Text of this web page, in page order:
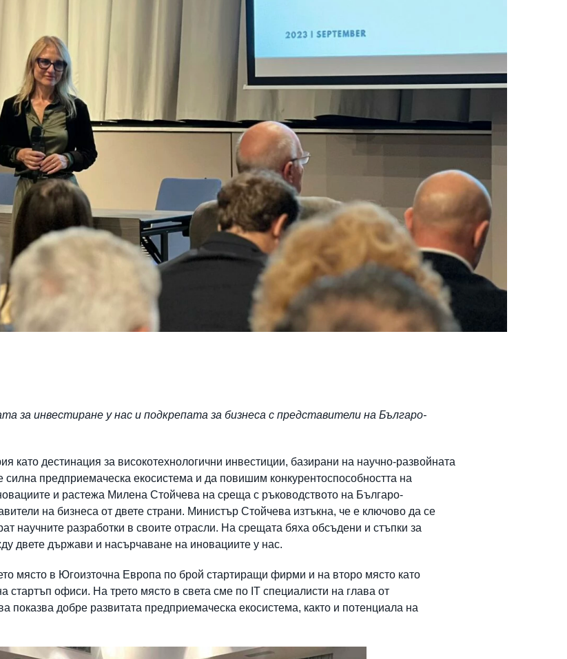
за инвестиране у нас и подкрепата за бизнеса с представители на Българо-
като дестинация за високотехнологични инвестиции, базирани на научно-развойната
предприемаческа екосистема и да повишим конкурентоспособността на
и растежа Милена Стойчева на среща с ръководството на Българо-
на бизнеса от двете страни. Министър Стойчева изтъкна, че е ключово да се
научните разработки в своите отрасли. На срещата бяха обсъдени и стъпки за
двете държави и насърчаване на иновациите у нас.
място в Югоизточна Европа по брой стартиращи фирми и на второ място като
стартъп офиси. На трето място в света сме по IT специалисти на глава от
показва добре развитата предприемаческа екосистема, както и потенциала на